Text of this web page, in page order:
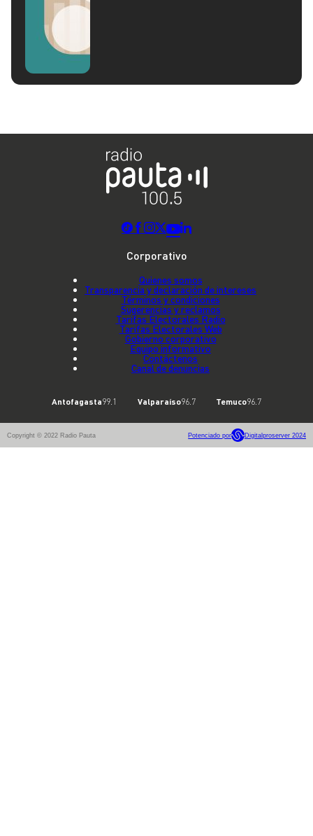
Corporativo
Quienes somos
Transparencia y declaración de intereses
Términos y condiciones
Sugerencias y reclamos
Tarifas Electorales Radio
Tarifas Electorales Web
Gobierno corporativo
Equipo informativo
Contáctenos
Canal de denuncias
Antofagasta99.1 Valparaíso96.7 Temuco96.7
Copyright © 2022 Radio Pauta Potenciado por Digitalproserver 2024